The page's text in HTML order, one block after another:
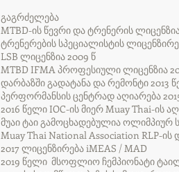
გაგრძელება
MTBD-ის წევრი და ტრენერის
ტრენერების სპეციალისტის
LSB ლიცენზია 2009 წ
MTBD IFMA პროფესიული ლიცენზია
დარბაზში გადატანა და რემონტი 2013
პერფორმანსის ცენტრად აღიარება
2016 წელი IOC-ის მიერ Muay Thai-ის
მუაი ტაი გამოცხადებულია ოლიმპიურ
Muay Thai National Association RLP-
2017 ლიცენზირება iMEAS / MAD
2019 წელი მსოფლიო ჩემპიონატი